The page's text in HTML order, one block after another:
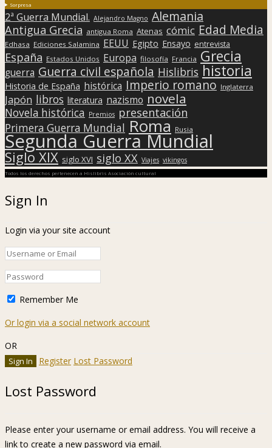
Sorpresa
2ª Guerra Mundial. Alejandro Magno Alemania
Antigua Grecia antigua Roma Atenas cómic Edad Media
Edhasa Ediciones Salamina EEUU Egipto Ensayo entrevista
España Estados Unidos Europa filosofía Francia Grecia
guerra Guerra civil española Hislibris historia
Historia de España histórica Imperio romano Inglaterra
Japón libros literatura nazismo novela
Novela histórica Premios presentación
Primera Guerra Mundial Roma Rusia
Segunda Guerra Mundial
Siglo XIX siglo XVI siglo XX Viajes vikingos
Todos los derechos pertenecen a Hislibris Asociación cultural
Sign In
Login via your site account
Remember Me
Or login via a social network account
OR
Register Lost Password
Lost Password
Please enter your username or email address. You will receive a
link to create a new password via email.